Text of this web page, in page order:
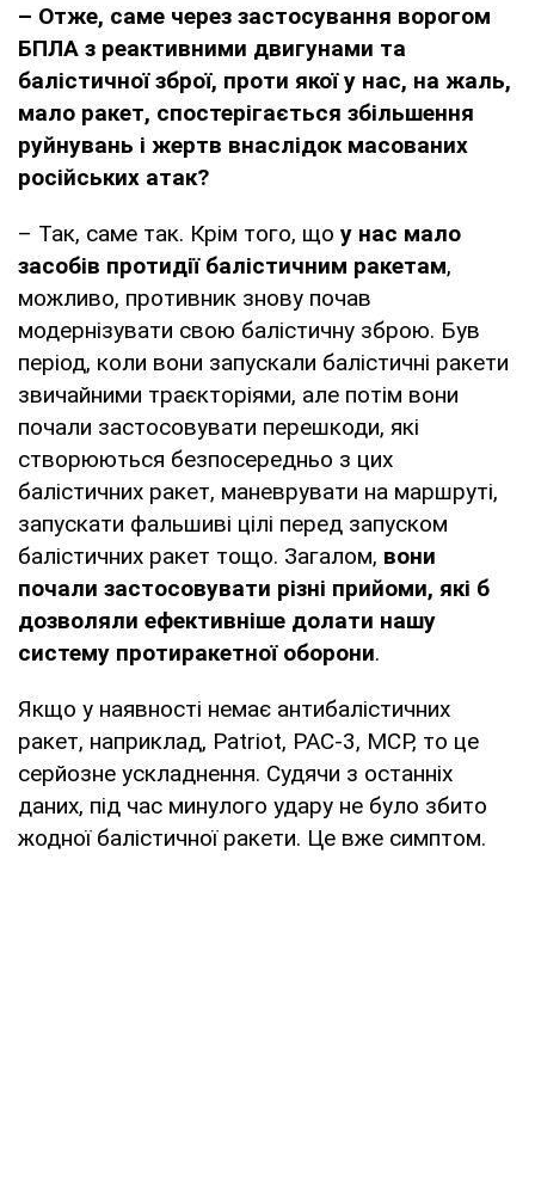
– Отже, саме через застосування ворогом
БПЛА з реактивними двигунами та
балістичної зброї, проти якої у нас, на жаль,
мало ракет, спостерігається збільшення
руйнувань і жертв внаслідок масованих
російських атак?
– Так, саме так. Крім того, що у нас мало
засобів протидії балістичним ракетам,
можливо, противник знову почав
модернізувати свою балістичну зброю. Був
період, коли вони запускали балістичні ракети
звичайними траєкторіями, але потім вони
почали застосовувати перешкоди, які
створюються безпосередньо з цих
балістичних ракет, маневрувати на маршруті,
запускати фальшиві цілі перед запуском
балістичних ракет тощо. Загалом, вони
почали застосовувати різні прийоми, які б
дозволяли ефективніше долати нашу
систему протиракетної оборони.
Якщо у наявності немає антибалістичних
ракет, наприклад, Patriot, PAC-3, МСР, то це
серйозне ускладнення. Судячи з останніх
даних, під час минулого удару не було збито
жодної балістичної ракети. Це вже симптом.